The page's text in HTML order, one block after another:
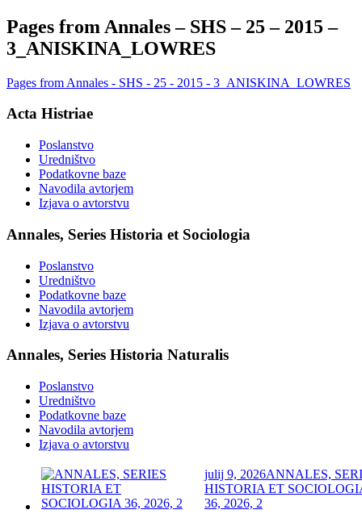
Pages from Annales – SHS – 25 – 2015 –
3_ANISKINA_LOWRES
Pages from Annales - SHS - 25 - 2015 - 3_ANISKINA_LOWRES
Acta Histriae
Poslanstvo
Uredništvo
Podatkovne baze
Navodila avtorjem
Izjava o avtorstvu
Annales, Series Historia et Sociologia
Poslanstvo
Uredništvo
Podatkovne baze
Navodila avtorjem
Izjava o avtorstvu
Annales, Series Historia Naturalis
Poslanstvo
Uredništvo
Podatkovne baze
Navodila avtorjem
Izjava o avtorstvu
julij 9, 2026ANNALES,
HISTORIA ET
36, 2026, 2